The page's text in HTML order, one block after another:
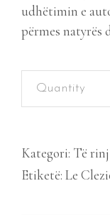
udhëtimin e
përmes natyrës
Kategori: Të rinj
Etiketë: Le